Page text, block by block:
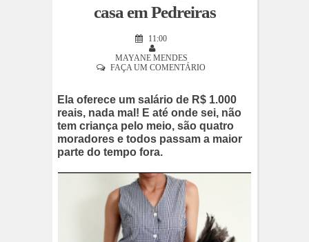
casa em Pedreiras
11:00
MAYANE MENDES
FAÇA UM COMENTÁRIO
Ela oferece um salário de R$ 1.000
reais, nada mal! E até onde sei, não
tem criança pelo meio, são quatro
moradores e todos passam a maior
parte do tempo fora.